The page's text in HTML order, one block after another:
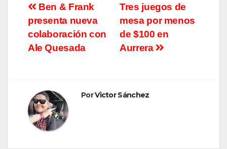
Navegación
de
entradas
Tres juegos de
mesa por menos
de $100 en
Aurrera
Ben & Frank
presenta nueva
colaboración con
Ale Quesada
PorVictor Sánchez